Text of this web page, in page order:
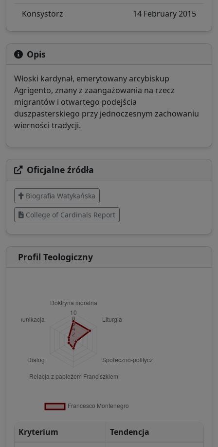
Konsystorz
14 February 2015
Opis
Włoski kardynał, emerytowany arcybiskup
Agrigento, znany z zaangażowania na rzecz
migrantów i otwartego podejścia
duszpasterskiego przy jednoczesnym zachowaniu
wierności tradycji.
Oficjalne źródła
Biografia Watykańska
College of Cardinals Report
Profil Teologiczny
Kryterium Tendencja